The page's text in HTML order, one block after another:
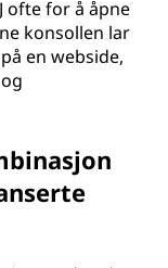
ofte for å åpne
konsollen lar
en webside,